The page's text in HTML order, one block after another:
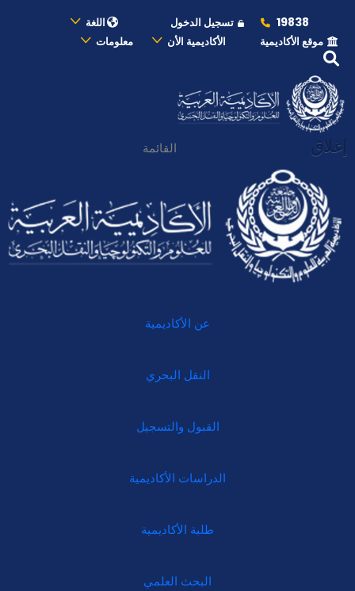
19838 تسجيل الدخول
اللغة
موقع الأكاديمية
الأكاديمية الأن معلومات
إغلاق القائمة
عن الأكاديمية
النقل البحري
القبول والتسجيل
الدراسات الأكاديمية
طلبة الأكاديمية
البحث العلمي